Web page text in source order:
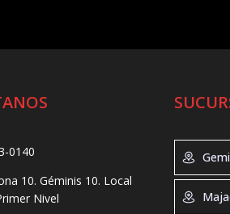
0140
10. Géminis 10. Local
Nivel
Geminis
Tel: